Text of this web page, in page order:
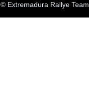
© Extremadura Rallye Team